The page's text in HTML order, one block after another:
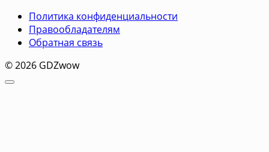
Политика конфиденциальности
Правообладателям
Обратная связь
© 2026 GDZwow